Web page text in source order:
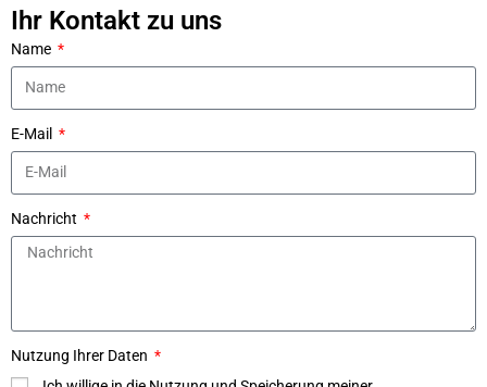
Ihr Kontakt zu uns
Name
E-Mail
Nachricht
Nutzung Ihrer Daten